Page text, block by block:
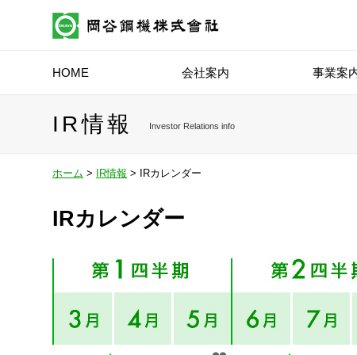
HOME 会社案内 事業案
IR情報 Investor Relations info
ホーム > IR情報 > IRカレンダー
IRカレンダー